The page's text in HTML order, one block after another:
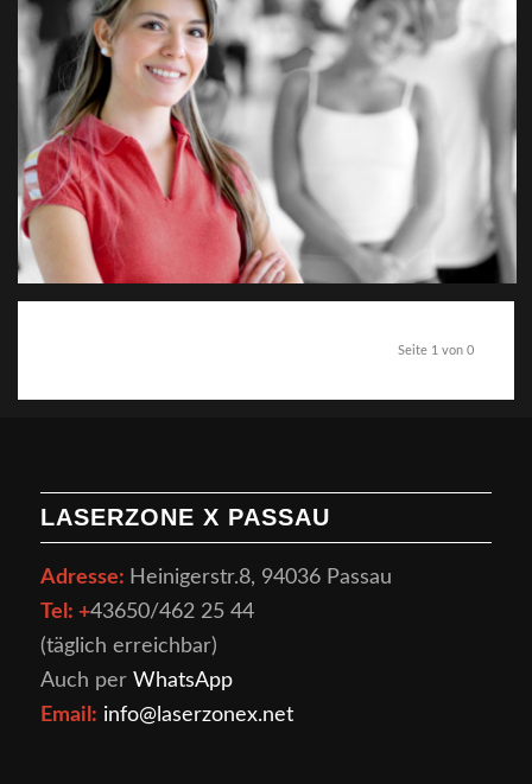
Seite 1 von 0
LASERZONE X PASSAU
Adresse: Heinigerstr.8, 94036 Passau
Tel: +43650/462 25 44
(täglich erreichbar)
Auch per WhatsApp
Email: info@laserzonex.net